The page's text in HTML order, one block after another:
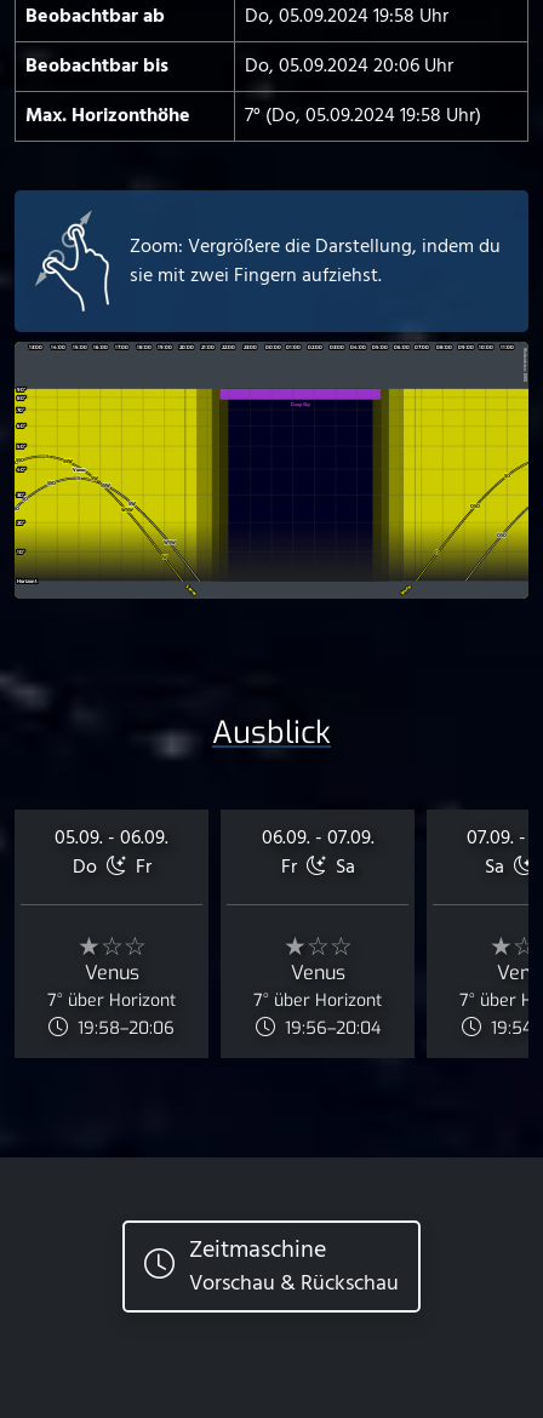
Beobachtbar ab
Do, 05.09.2024 19:58 Uhr
Beobachtbar bis
Do, 05.09.2024 20:06 Uhr
Max. Horizont­höhe
7° (Do, 05.09.2024 19:58 Uhr)
Zoom: Vergrößere die Darstellung, indem du
sie mit zwei Fingern aufziehst.
Ausblick
05.09. - 06.09.
Do
Fr
★☆☆
Venus
7° über Horizont
19:58–20:06
06.09. - 07.09.
Fr
Sa
★☆☆
Venus
7° über Horizont
19:56–20:04
07.09. -
Sa
7° über
Zeitmaschine
Vorschau & Rückschau